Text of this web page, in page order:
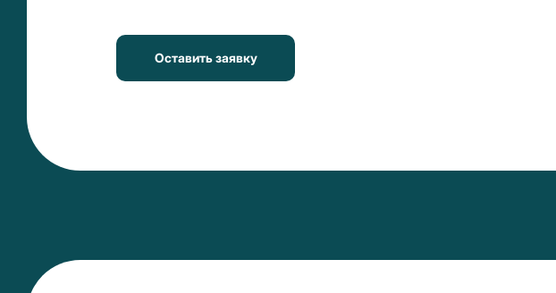
Оставить заявку